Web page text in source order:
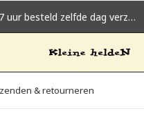
besteld zelfde dag verzonden
& retourneren